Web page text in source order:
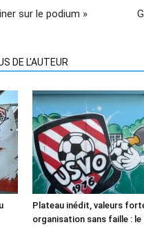
sur le podium »
DE L'AUTEUR
Plateau inédit, valeurs
organisation sans faille :